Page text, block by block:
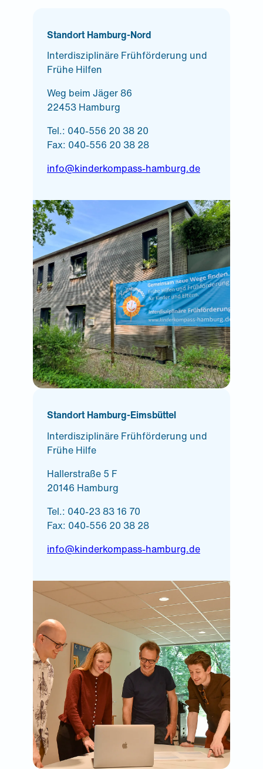
Standort Hamburg-Nord
Interdisziplinäre Frühförderung und
Frühe Hilfen
Weg beim Jäger 86
22453 Hamburg
Tel.: 040-556 20 38 20
Fax: 040-556 20 38 28
info@kinderkompass-hamburg.de
Standort Hamburg-Eimsbüttel
Interdisziplinäre Frühförderung und
Frühe Hilfe
Hallerstraße 5 F
20146 Hamburg
Tel.: 040-23 83 16 70
Fax: 040-556 20 38 28
info@kinderkompass-hamburg.de